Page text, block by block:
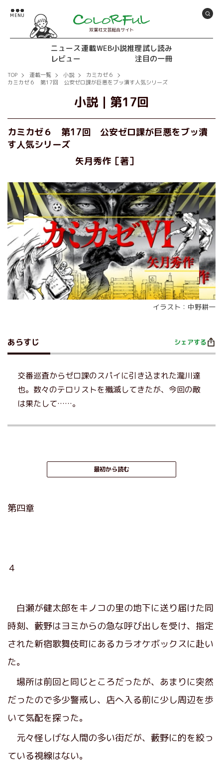
双葉社文芸総合サイト
ニュース連載WEB小説推理試し読み
レビュー
注目の一冊
TOP 連載一覧 小説
カミカゼ６
カミカゼ６ 第17回 公安ゼロ課が巨悪をブッ潰す人気シリーズ
小説 ｜ 第17回
カミカゼ６ 第17回 公安ゼロ課が巨悪をブッ潰
す人気シリーズ
矢月秀作［著］
イラスト：中野耕一
あらすじ シェアする
交番巡査からゼロ課のスパイに引き込まれた瀧川達
也。数々のテロリストを殲滅してきたが、今回の敵
は果たして……。
最初から読む
第四章
４
白瀬が健太郎をキノコの里の地下に送り届けた同
時刻、藪野はヨミからの急な呼び出しを受け、指定
された新宿歌舞伎町にあるカラオケボックスに赴い
た。
場所は前回と同じところだったが、あまりに突然
だったので多少警戒し、店へ入る前に少し周辺を歩
いて気配を探った。
元々怪しげな人間の多い街だが、藪野に的を絞っ
ている視線はない。